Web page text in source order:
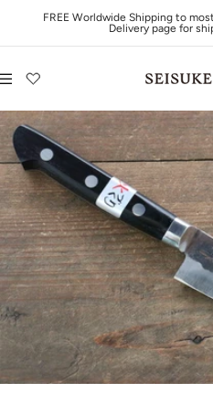
Saltar al contenido
FREE Worldwide Shipping to
Delivery page for
Navigación Seisuke